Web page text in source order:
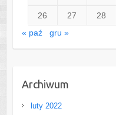
26 27 28
« paź
gru »
Archiwum
luty 2022